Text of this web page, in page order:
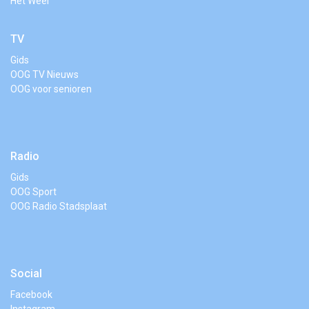
TV
Gids
OOG TV Nieuws
OOG voor senioren
Radio
Gids
OOG Sport
OOG Radio Stadsplaat
Social
Facebook